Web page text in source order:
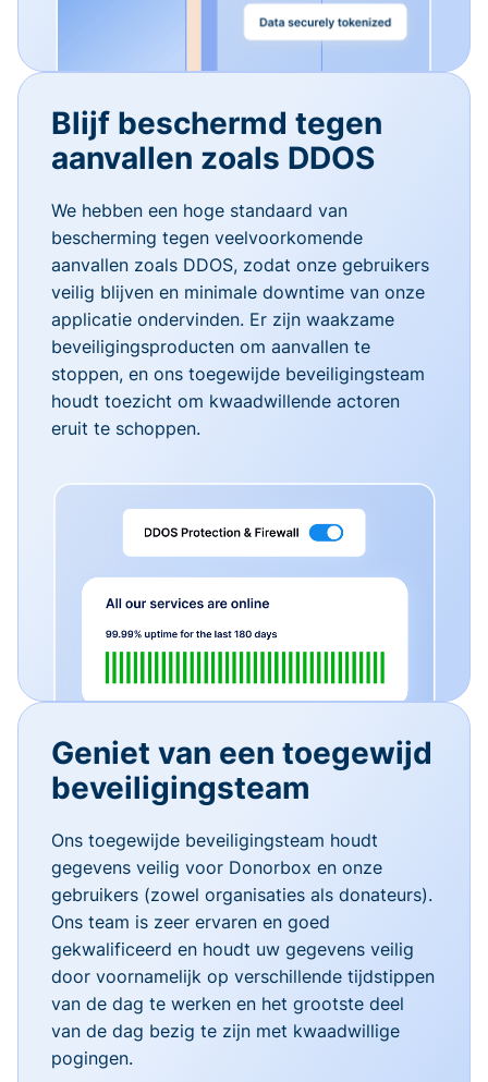
Blijf beschermd tegen
aanvallen zoals DDOS
We hebben een hoge standaard van
bescherming tegen veelvoorkomende
aanvallen zoals DDOS, zodat onze gebruikers
veilig blijven en minimale downtime van onze
applicatie ondervinden. Er zijn waakzame
beveiligingsproducten om aanvallen te
stoppen, en ons toegewijde beveiligingsteam
houdt toezicht om kwaadwillende actoren
eruit te schoppen.
Geniet van een toegewijd
beveiligingsteam
Ons toegewijde beveiligingsteam houdt
gegevens veilig voor Donorbox en onze
gebruikers (zowel organisaties als donateurs).
Ons team is zeer ervaren en goed
gekwalificeerd en houdt uw gegevens veilig
door voornamelijk op verschillende tijdstippen
van de dag te werken en het grootste deel
van de dag bezig te zijn met kwaadwillige
pogingen.